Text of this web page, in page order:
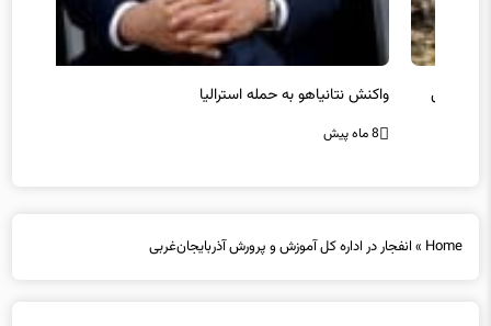
واکنش نتانیاهو به حمله استرالیا
Home
» انفجار در اداره کل آموزش و پرورش آذربایجان‌غربی